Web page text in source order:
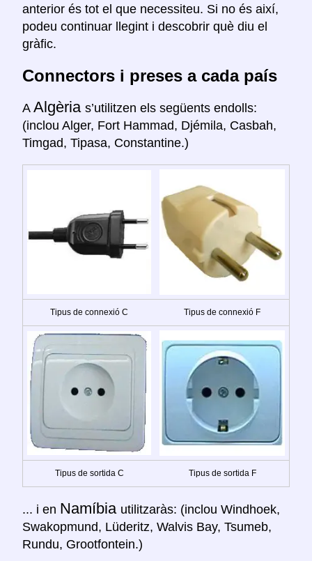
anterior és tot el que necessiteu. Si no és així,
podeu continuar llegint i descobrir què diu el
gràfic.
Connectors i preses a cada país
A Algèria s’utilitzen els següents endolls:
(inclou Alger, Fort Hammad, Djémila, Casbah,
Timgad, Tipasa, Constantine.)
Tipus de connexió C Tipus de connexió F
Tipus de sortida C Tipus de sortida F
... i en Namíbia utilitzaràs: (inclou Windhoek,
Swakopmund, Lüderitz, Walvis Bay, Tsumeb,
Rundu, Grootfontein.)